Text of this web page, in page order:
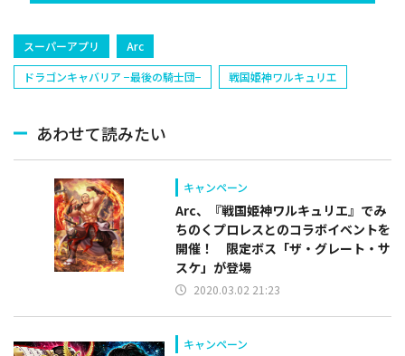
スーパーアプリ
Arc
ドラゴンキャバリア −最後の騎士団−
戦国姫神ワルキュリエ
あわせて読みたい
キャンペーン
Arc、『戦国姫神ワルキュリエ』でみ
ちのくプロレスとのコラボイベントを
開催！ 限定ボス「ザ・グレート・サ
スケ」が登場
2020.03.02 21:23
キャンペーン